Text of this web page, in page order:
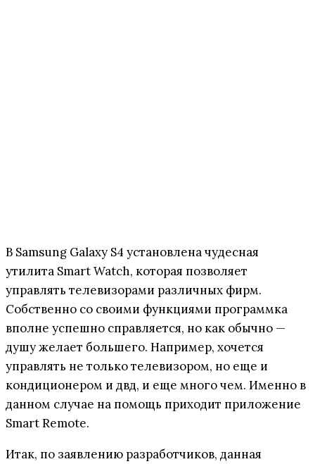
В Samsung Galaxy S4 установлена чудесная
утилита Smart Watch, которая позволяет
управлять телевизорами различных фирм.
Собственно со своими функциями программка
вполне успешно справляется, но как обычно —
душу желает большего. Например, хочется
управлять не только телевизором, но еще и
кондиционером и двд, и еще много чем. Именно в
данном случае на помощь приходит приложение
Smart Remote.
Итак, по заявлению разработчиков, данная